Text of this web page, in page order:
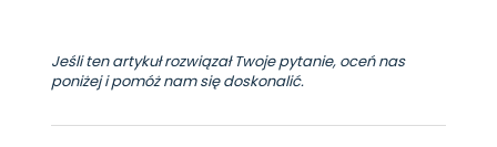
Jeśli ten artykuł rozwiązał Twoje pytanie, oceń nas
poniżej i pomóż nam się doskonalić.